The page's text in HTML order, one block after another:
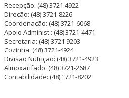
Recepção: (48) 3721-4922
Direção: (48) 3721-8226
Coordenação: (48) 3721-6068
Apoio Administ.: (48) 3721-4471
Secretaria: (48) 3721-9203
Cozinha: (48) 3721-4924
Divisão Nutrição: (48) 3721-4923
Almoxarifado: (48) 3721-2687
Contabilidade: (48) 3721-8202